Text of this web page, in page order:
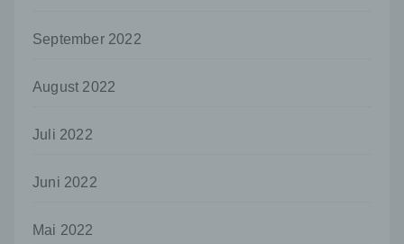
September 2022
August 2022
Juli 2022
Juni 2022
Mai 2022
es sich bei ihr um einen Dritten handelt oder
dem Unionsrecht oder dem Recht der
personenbezogene Daten erhalten, gelten
j) Dritter
Person, Behörde, Einrichtung oder andere